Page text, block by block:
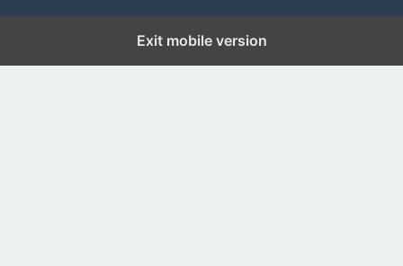
Exit mobile version